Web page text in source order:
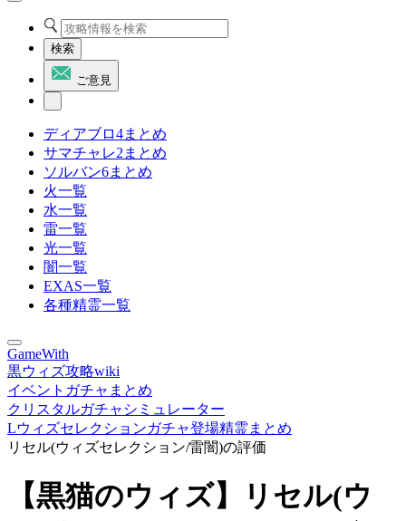
検索
ご意見
ディアブロ4まとめ
サマチャレ2まとめ
ソルバン6まとめ
火一覧
水一覧
雷一覧
光一覧
闇一覧
EXAS一覧
各種精霊一覧
GameWith
黒ウィズ攻略wiki
イベントガチャまとめ
クリスタルガチャシミュレーター
Lウィズセレクションガチャ登場精霊まとめ
リセル(ウィズセレクション/雷闇)の評価
【黒猫のウィズ】リセル(ウ